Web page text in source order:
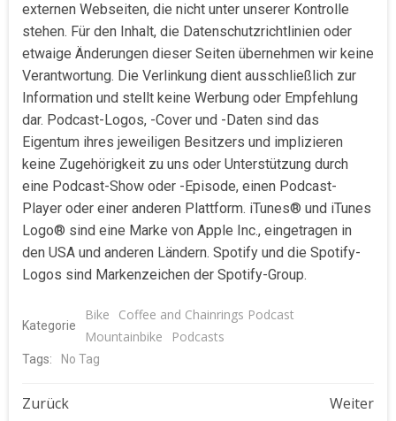
externen Webseiten, die nicht unter unserer Kontrolle
stehen. Für den Inhalt, die Datenschutzrichtlinien oder
etwaige Änderungen dieser Seiten übernehmen wir keine
Verantwortung. Die Verlinkung dient ausschließlich zur
Information und stellt keine Werbung oder Empfehlung
dar. Podcast-Logos, -Cover und -Daten sind das
Eigentum ihres jeweiligen Besitzers und implizieren
keine Zugehörigkeit zu uns oder Unterstützung durch
eine Podcast-Show oder -Episode, einen Podcast-
Player oder einer anderen Plattform. iTunes® und iTunes
Logo® sind eine Marke von Apple Inc., eingetragen in
den USA und anderen Ländern. Spotify und die Spotify-
Logos sind Markenzeichen der Spotify-Group.
Kategorie
Bike
Coffee and Chainrings Podcast
Mountainbike
Podcasts
Tags: No Tag
Zurück Weiter